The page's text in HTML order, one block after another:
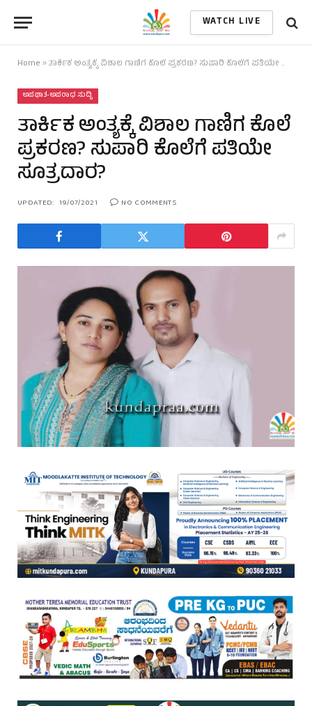
WATCH LIVE
Home »ತಾರ್ಕಿಕ ಅಂತ್ಯಕ್ಕೆ ವಿಶಾಲ ಗಾಣಿಗ ಕೊಲೆ ಪ್ರಕರಣ? ಸುಪಾರಿ ಕೊಲೆಗೆ ಪತಿಯೇ ಸೂತ್ರದಾರ?
ಅಪಘಾತ-ಅಪರಾಧ ಸುದ್ದಿ
ತಾರ್ಕಿಕ ಅಂತ್ಯಕ್ಕೆ ವಿಶಾಲ ಗಾಣಿಗ ಕೊಲೆ
ಪ್ರಕರಣ? ಸುಪಾರಿ ಕೊಲೆಗೆ ಪತಿಯೇ
ಸೂತ್ರದಾರ?
UPDATED: 19/07/2021 NO COMMENTS